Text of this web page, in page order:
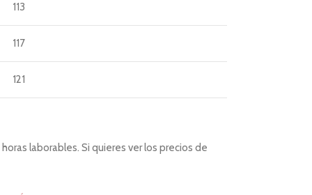
113
117
121
laborables. Si quieres ver los precios de